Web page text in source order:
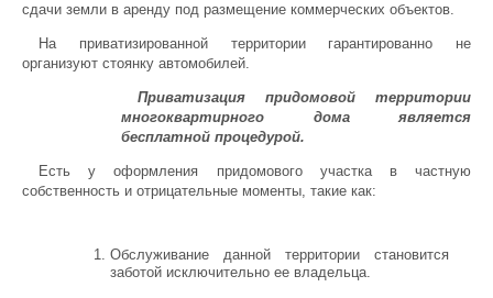
сдачи земли в аренду под размещение коммерческих объектов.
На приватизированной территории гарантированно не
организуют стоянку автомобилей.
Приватизация придомовой территории
многоквартирного дома является
бесплатной процедурой.
Есть у оформления придомового участка в частную
собственность и отрицательные моменты, такие как:
Обслуживание данной территории становится
заботой исключительно ее владельца.